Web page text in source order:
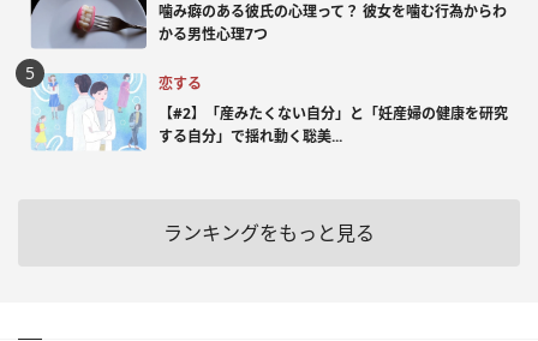
噛み癖のある彼氏の心理って？ 彼女を噛む行為からわ
かる男性心理7つ
恋する
【#2】「産みたくない自分」と「妊産婦の健康を研究
する自分」で揺れ動く聡美...
ランキングをもっと見る